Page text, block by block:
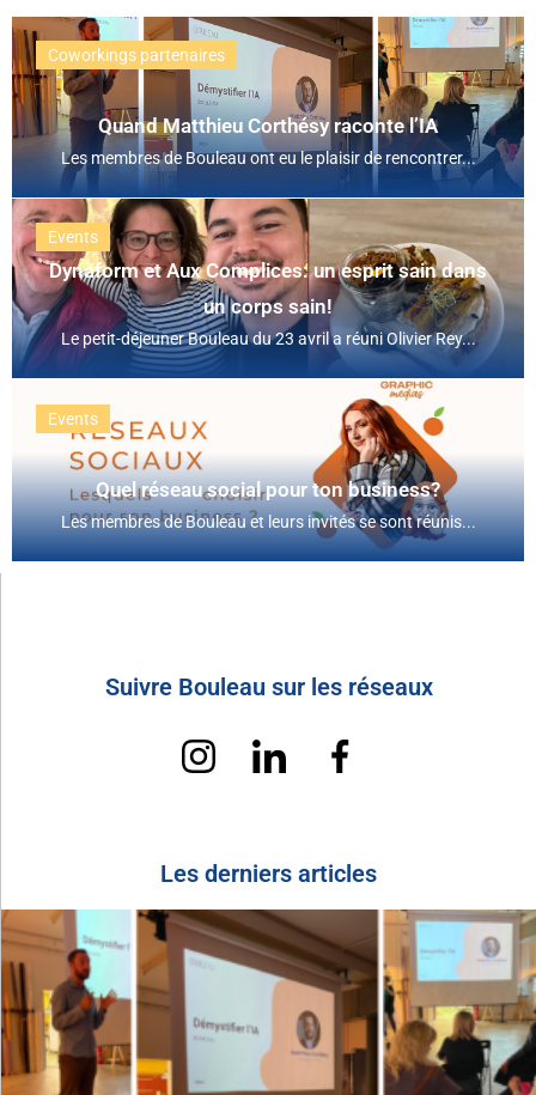
Coworkings partenaires
Quand Matthieu Corthésy raconte l’IA
Les membres de Bouleau ont eu le plaisir de rencontrer...
Events
Dynaform et Aux Complices: un esprit sain dans
un corps sain!
Le petit-déjeuner Bouleau du 23 avril a réuni Olivier Rey...
Events
Quel réseau social pour ton business?
Les membres de Bouleau et leurs invités se sont réunis...
Suivre Bouleau sur les réseaux
Les derniers articles